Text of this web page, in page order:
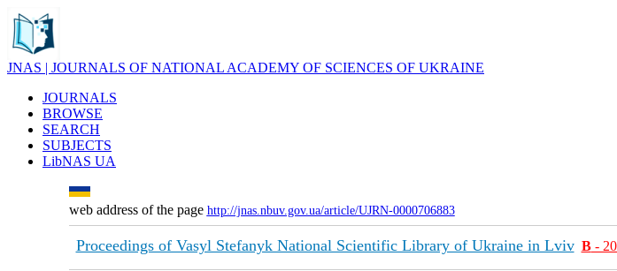
JNAS | JOURNALS OF NATIONAL ACADEMY OF SCIENCES OF UKRAINE
JOURNALS
BROWSE
SEARCH
SUBJECTS
LibNAS UA
web address of the page http://jnas.nbuv.gov.ua/article/UJRN-0000706883
Proceedings of Vasyl Stefanyk National Scientific Library of Ukraine in Lviv В-